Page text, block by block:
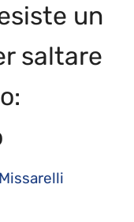
un
saltare